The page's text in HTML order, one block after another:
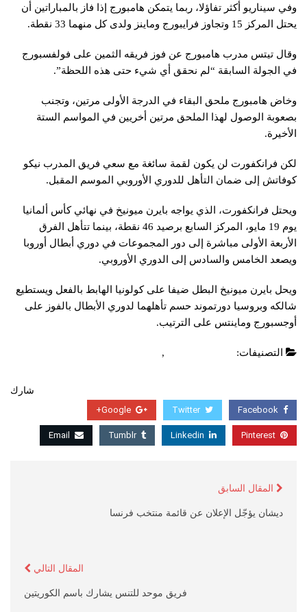
وفي سيناريو أكثر تفاؤلا، ربما يتمكن هامبورج إذا فاز بالمباراتين أن
يحتل المركز 15 وتجاوز فرايبورج وماينز ولدى كل منهما 33 نقطة.
وقال تيتس مدرب هامبورج عن فوز فريقه الثمين على فولفسبورج
في الجولة السابقة “لم نحقق أي شيء حتى هذه اللحظة”.
وخاض هامبورج ملحق البقاء في الدرجة الأولى مرتين، وتجنب
بصعوبة الوصول لهذا الملحق مرتين أخريين في المواسم الستة
الأخيرة.
لكن فرانكفورت لن يكون لقمة سائغة مع سعي فريق المدرب نيكو
كوفاتش إلى ضمان التأهل للدوري الأوروبي الموسم المقبل.
ويحتل فرانكفورت، الذي يواجه بايرن ميونيخ في نهائي كأس ألمانيا
يوم 19 مايو، المركز السابع برصيد 46 نقطة، بينما تتأهل الفرق
الأربعة الأولى مباشرة إلى دور المجموعات في دوري أبطال أوروبا
ويصعد الخامس والسادس إلى الدوري الأوروبي.
ويحل بايرن ميونيخ البطل ضيفا على كولونيا الهابط بالفعل ويستطيع
شالكه وبروسيا دورتموند حسم تأهلهما لدوري الأبطال بالفوز على
أوجسبورج وماينتس على الترتيب.
التصنيفات: ,
شارك
Facebook
Twitter
Google+
Pinterest
Linkedin
Tumblr
Email
المقال السابق
ديشان يؤجّل الإعلان عن قائمة منتخب فرنسا
المقال التالي
فريق موحد للتنس يشارك باسم الكوريتين